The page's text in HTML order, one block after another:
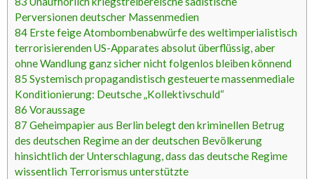
Perversionen deutscher Massenmedien
84 Erste feige Atombombenabwürfe des weltimperialistisch
terrorisierenden US-Apparates absolut überflüssig, aber
ohne Wandlung ganz sicher nicht folgenlos bleiben könnend
85 Systemisch propagandistisch gesteuerte massenmediale
Konditionierung: Deutsche „Kollektivschuld“
86 Voraussage
87 Geheimpapier aus Berlin belegt den kriminellen Betrug
des deutschen Regime an der deutschen Bevölkerung
hinsichtlich der Unterschlagung, dass das deutsche Regime
wissentlich Terrorismus unterstützte